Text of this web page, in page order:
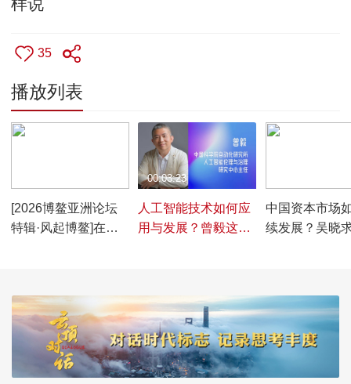
35
播放列表
[2026博鳌亚洲论坛
特辑·风起博鳌]在不
人工智能技术如何应
用与发展？曾毅这样
00:03:23
中国资本市场
续发展？吴晓